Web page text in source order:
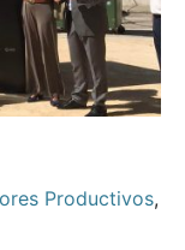
Productivos,